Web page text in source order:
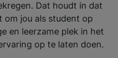
Dat houdt in dat
om jou als student op
en leerzame plek in het
op te laten doen.